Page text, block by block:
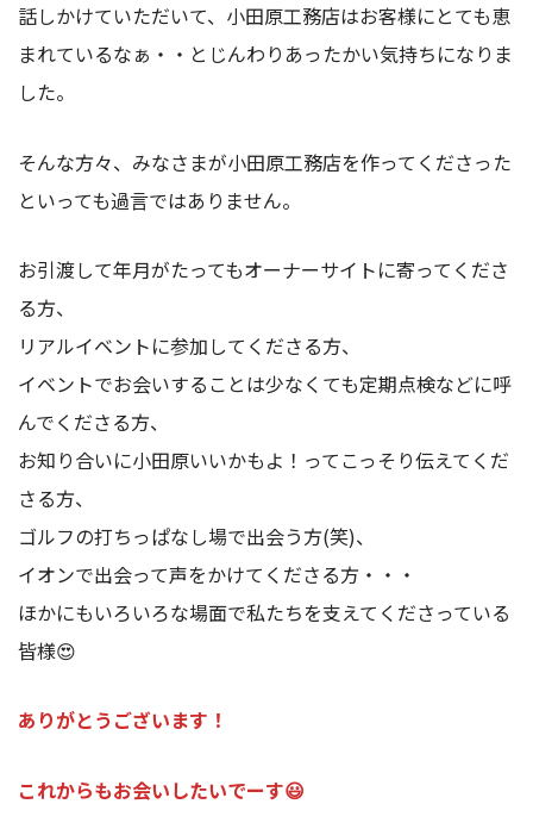
話しかけていただいて、小田原工務店はお客様にとても恵
まれているなぁ・・とじんわりあったかい気持ちになりま
した。
そんな方々、みなさまが小田原工務店を作ってくださった
といっても過言ではありません。
お引渡して年月がたってもオーナーサイトに寄ってくださ
る方、
リアルイベントに参加してくださる方、
イベントでお会いすることは少なくても定期点検などに呼
んでくださる方、
お知り合いに小田原いいかもよ！ってこっそり伝えてくだ
さる方、
ゴルフの打ちっぱなし場で出会う方(笑)、
イオンで出会って声をかけてくださる方・・・
ほかにもいろいろな場面で私たちを支えてくださっている
皆様😍
ありがとうございます！
これからもお会いしたいでーす😃